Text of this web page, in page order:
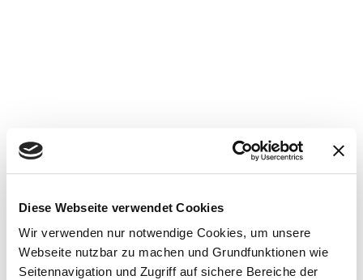
Diese Webseite verwendet Cookies
Wir verwenden nur notwendige Cookies, um unsere
Webseite nutzbar zu machen und Grundfunktionen wie
Seitennavigation und Zugriff auf sichere Bereiche der